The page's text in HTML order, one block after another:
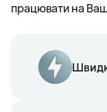
працювати на